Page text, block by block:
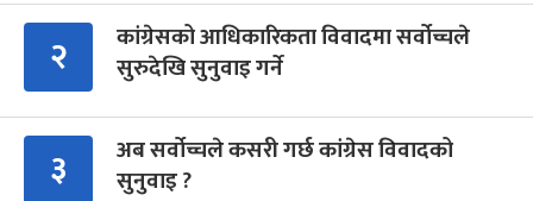
२
कांग्रेसको आधिकारिकता विवादमा सर्वोच्चले
सुरुदेखि सुनुवाइ गर्ने
३
अब सर्वोच्चले कसरी गर्छ कांग्रेस विवादको
सुनुवाइ ?